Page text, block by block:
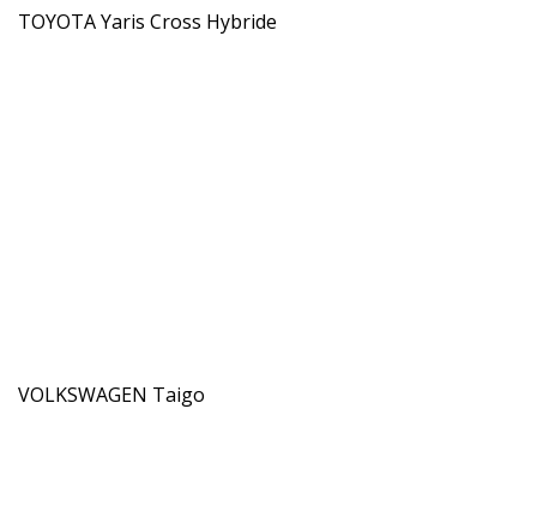
TOYOTA Yaris Cross Hybride
VOLKSWAGEN Taigo